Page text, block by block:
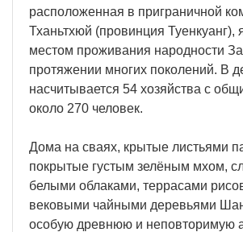
расположенная в приграничной
Тханьтхюй (провинция Туенкуанг),
местом проживания народности
протяжении многих поколений. В
насчитывается 54 хозяйства с
около 270 человек.
Дома на сваях, крытые листьями
покрытые густым зелёным мхом,
белыми облаками, террасами
вековыми чайными деревьями
особую древнюю и неповторимую